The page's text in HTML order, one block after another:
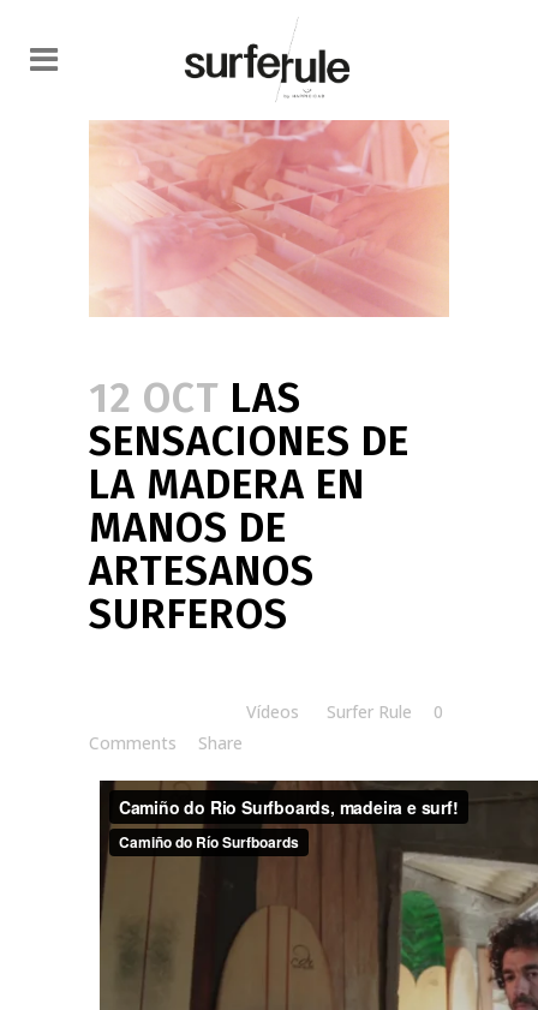
12 OCT LAS
SENSACIONES DE
LA MADERA EN
MANOS DE
ARTESANOS
SURFEROS
Vídeos Surfer Rule
0
Comments
Share